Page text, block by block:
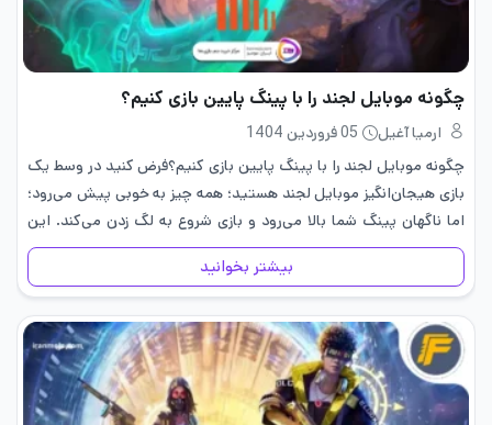
چگونه موبایل لجند را با پینگ پایین بازی کنیم؟
ارمیا آغیل
05 فروردین 1404
چگونه موبایل لجند را با پینگ پایین بازی کنیم؟فرض کنید در وسط یک
بازی هیجان‌انگیز موبایل لجند هستید؛ همه چیز به خوبی پیش می‌رود؛
اما ناگهان پینگ شما بالا می‌رود و بازی شروع به لگ زدن می‌کند. این
لحظه‌ها می‌توانند…
بیشتر بخوانید